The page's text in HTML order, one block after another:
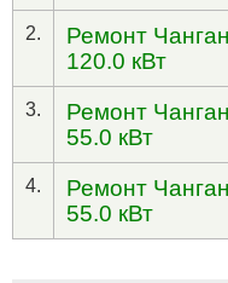
2.
Ремонт
120.0 кВт
3.
Ремонт
55.0 кВт
4.
Ремонт
55.0 кВт